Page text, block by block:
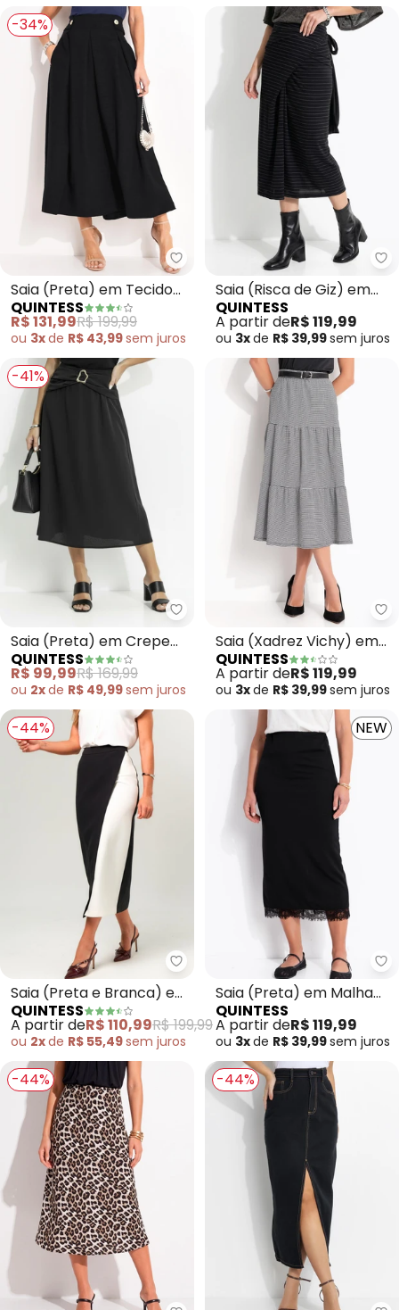
-34%
Quintess - Saia (Preta) em
Saia (Preta) em Tecido
Texturizado
QUINTESS
R$ 131,99R$ 199,99
ou 3xde R$ 43,99sem juros
Saia (Risca de Giz) em
Malha Crepe
QUINTESS
A partir deR$ 119,99
ou 3xde R$ 39,99sem juros
-41%
Quintess - Saia (Preta) em
Saia (Preta) em Crepe
Plano
QUINTESS
R$ 99,99R$ 169,99
ou 2xde R$ 49,99sem juros
Saia (Xadrez Vichy) em
Malha Texturizada
QUINTESS
A partir deR$ 119,99
ou 3xde R$ 39,99sem juros
-44%
Quintess - Saia (Preta e
Saia (Preta e Branca) em
Malha Ponto Roma
Sarjado
QUINTESS
A partir deR$ 110,99R$ 199,99
ou 2xde R$ 55,49sem juros
NEW
Saia (Preta) em Malha
Crepe
QUINTESS
A partir deR$ 119,99
ou 3xde R$ 39,99sem juros
-44% -44%